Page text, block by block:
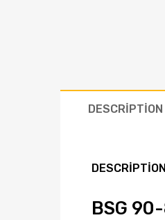
DESCRIPTION
DESCRIPTION
BSG